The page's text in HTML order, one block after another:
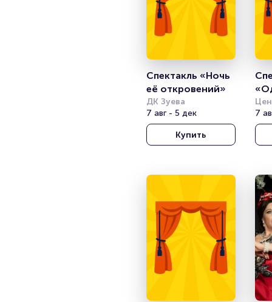
Спектакль «Ночь
её откровений»
ДК Зуева
7 авг - 5 дек
Купить
»
7